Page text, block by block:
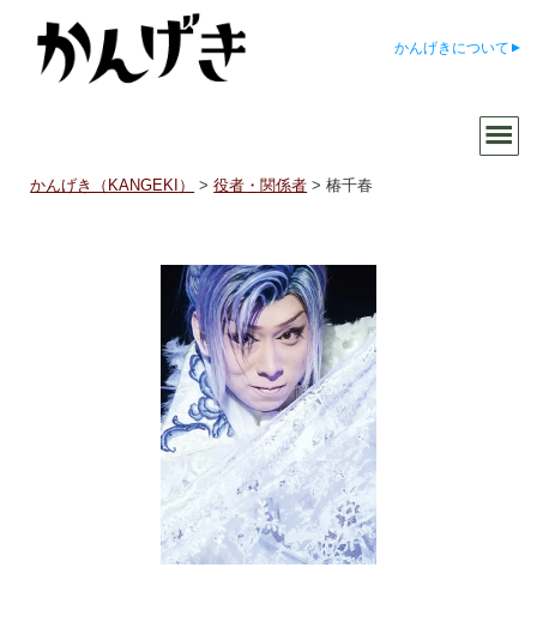
かんげきについて
かんげき（KANGEKI） >役者・関係者 >椿千春